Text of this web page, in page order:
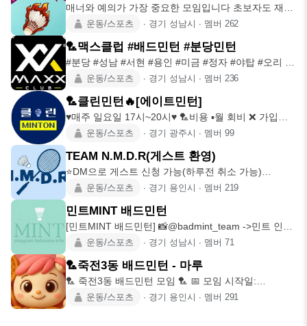
매너와 예의가 가장 중요한 모임입니다 초보자도 재미
있게 할 수 있는 모임
운동/스포츠 ∙ 경기 성남시 ∙ 멤버 262
🏸맥스클럽 #배드민턴 #분당민턴
#분당 #성남 #서현 #용인 #미금 #정자 #야탑 #오리 #
백현 #고기
운동/스포츠 ∙ 경기 성남시 ∙ 멤버 236
🏸클린민턴🔥[에이트민턴]
♥️매주 일요일 17시~20시♥️ 🏸비용 ▪️월 회비 ❌️ 가입비
운동/스포츠 ∙ 경기 광주시 ∙ 멤버 99
TEAM N.M.D.R(게스트 환영)
⭐️DM으로 게스트 신청 가능(하루전 취소 가능)
((((((N.M.D
운동/스포츠 ∙ 경기 용인시 ∙ 멤버 219
민트MINT 배드민턴
[민트MINT 배드민턴] 📸@badmint_team ->민트 인스
타📸 운동/스포츠 ∙ 경기 성남시 ∙ 멤버 71
🏸죽전3동 배드민턴 - 마루
🏸 죽전3동 배드민턴 모임 🏸 📅 모임 시작일:
23.09.04 📍 장소
운동/스포츠 ∙ 경기 용인시 ∙ 멤버 291